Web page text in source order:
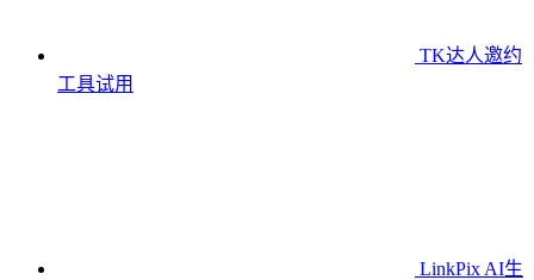
TK达人邀约
工具试用
LinkPix AI生